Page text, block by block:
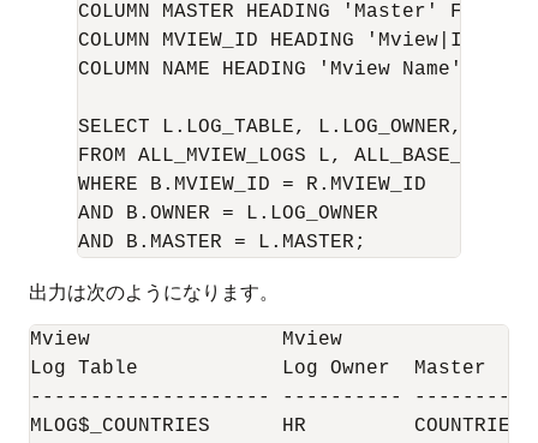
COLUMN MASTER HEADING 'Master' FORMAT
COLUMN MVIEW_ID HEADING 'Mview|ID'
COLUMN NAME HEADING 'Mview Name'
SELECT L.LOG_TABLE, L.LOG_OWNER,
FROM ALL_MVIEW_LOGS L,
WHERE B.MVIEW_ID = R.MVIEW_ID
AND B.OWNER = L.LOG_OWNER
出力は次のようになります。
Mview                Mview
Log Table            Log Owner  Master
-------------------- ----------
MLOG$_COUNTRIES      HR